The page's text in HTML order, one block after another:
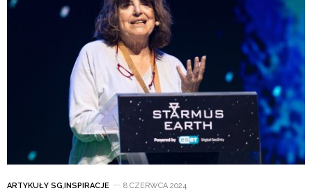
ARTYKUŁY SG, INSPIRACJE 8 CZERWCA 2024